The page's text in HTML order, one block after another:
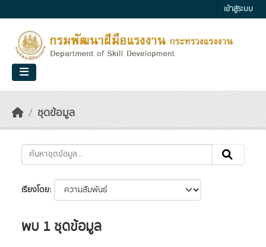
เข้าสู่ระบบ
ชุดข้อมูล
เรียงโดย
พบ 1 ชุดข้อมูล